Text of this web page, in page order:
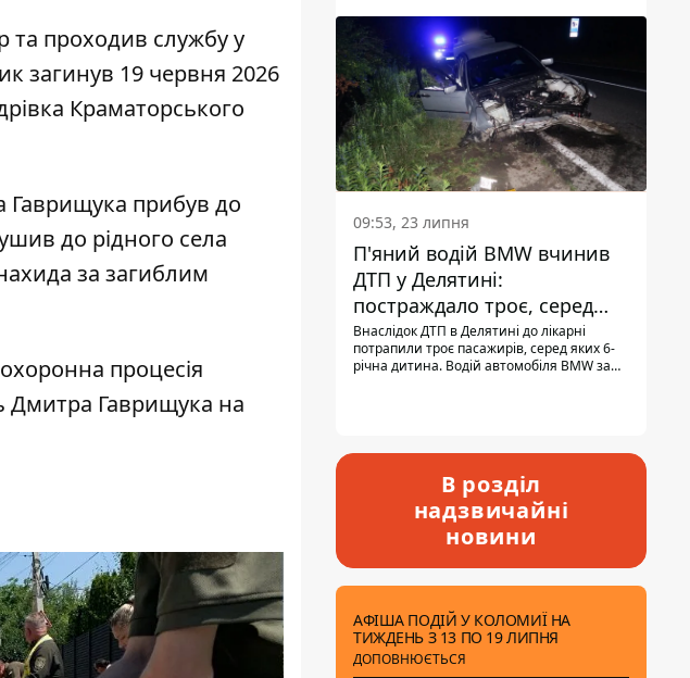
та проходив службу у
загинув 19 червня 2026
Краматорського
Гаврищука прибув до
до рідного села
за загиблим
процесія
Дмитра Гаврищука на
з'ясували правоохоронці, ці травми жінці
наніс її син.
09:53, 23 липня
П'яний водій BMW вчинив
ДТП у Делятині:
постраждало троє, серед
них - дитина
Внаслідок ДТП в Делятині до лікарні
потрапили троє пасажирів, серед яких 6-
річна дитина. Водій автомобіля BMW за
В розділ
надзвичайні
новини
АФІША ПОДІЙ У КОЛОМИЇ НА
ТИЖДЕНЬ З 13 ПО 19 ЛИПНЯ
ДОПОВНЮЄТЬСЯ